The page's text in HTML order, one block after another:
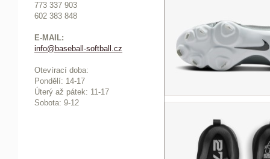
773 337 903
602 383 848
E-MAIL:
info@baseball-softball.cz
Otevírací doba:
Pondělí: 14-17
Úterý až pátek: 11-17
Sobota: 9-12